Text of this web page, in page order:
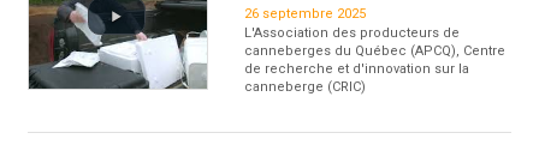
26 septembre 2025
L'Association des producteurs de
canneberges du Québec (APCQ), Centre
de recherche et d'innovation sur la
canneberge (CRIC)